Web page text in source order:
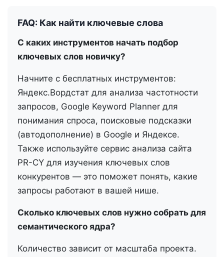
FAQ: Как найти ключевые слова
С каких инструментов начать подбор
ключевых слов новичку?
Начните с бесплатных инструментов:
Яндекс.Вордстат для анализа частотности
запросов, Google Keyword Planner для
понимания спроса, поисковые подсказки
(автодополнение) в Google и Яндексе.
Также используйте сервис анализа сайта
PR-CY для изучения ключевых слов
конкурентов — это поможет понять, какие
запросы работают в вашей нише.
Сколько ключевых слов нужно собрать для
семантического ядра?
Количество зависит от масштаба проекта.